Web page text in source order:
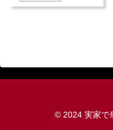
© 2024 実家で